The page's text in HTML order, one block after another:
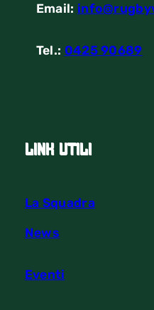
Email:
Tel.: 0425 90689
link utili
La Squadra
News
Eventi